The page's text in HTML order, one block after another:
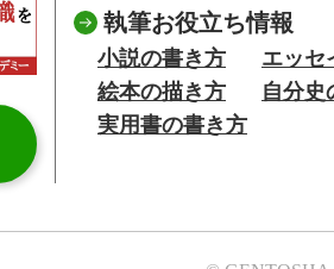
執筆お役立ち情報
小説の書き方
エッセ
絵本の描き方
自分史
実用書の書き方